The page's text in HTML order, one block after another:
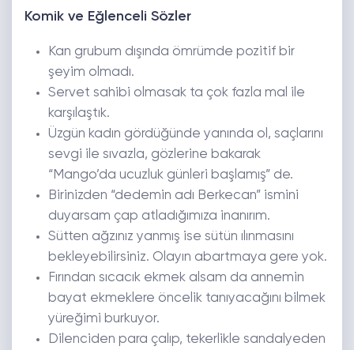
Komik ve Eğlenceli Sözler
Kan grubum dışında ömrümde pozitif bir
şeyim olmadı.
Servet sahibi olmasak ta çok fazla mal ile
karşılaştık.
Üzgün kadın gördüğünde yanında ol, saçlarını
sevgi ile sıvazla, gözlerine bakarak
“Mango’da ucuzluk günleri başlamış” de.
Birinizden “dedemin adı Berkecan” ismini
duyarsam çap atladığımıza inanırım.
Sütten ağzınız yanmış ise sütün ılınmasını
bekleyebilirsiniz. Olayın abartmaya gere yok.
Fırından sıcacık ekmek alsam da annemin
bayat ekmeklere öncelik tanıyacağını bilmek
yüreğimi burkuyor.
Dilenciden para çalıp, tekerlikle sandalyeden